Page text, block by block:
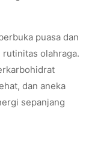
puasa dan
olahraga.
dan aneka
sepanjang